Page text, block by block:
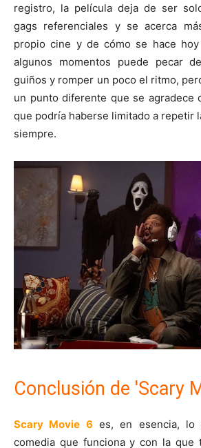
registro, la película deja de ser
gags referenciales y se acerca
propio cine y de cómo se hace
algunos momentos puede pecar
guiños y romper un poco el ritmo,
un punto diferente que se agradece
que podría haberse limitado a repetir
siempre.
Conclusión de 'Scary
Scary Movie 6 es, en esencia, lo
comedia que funciona y con la que